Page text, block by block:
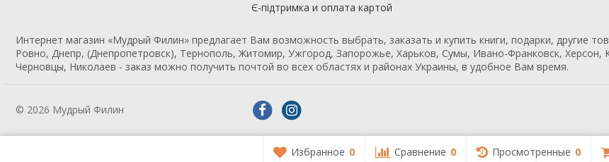
Избранное 0 Сравнение 0 Просмотренные 0
Є-підтримка и оплата картой
Интернет магазин «Мудрый Филин» предлагает Вам возможность выбрать, заказать и купить книги, подарки, другие
Ровно, Днепр, (Днепропетровск), Тернополь, Житомир, Ужгород, Запорожье, Харьков, Сумы, Ивано-Франковск, Херсон,
Черновцы, Николаев - заказ можно получить почтой во всех областях и районах Украины, в удобное Вам время.
© 2026 Мудрый Филин